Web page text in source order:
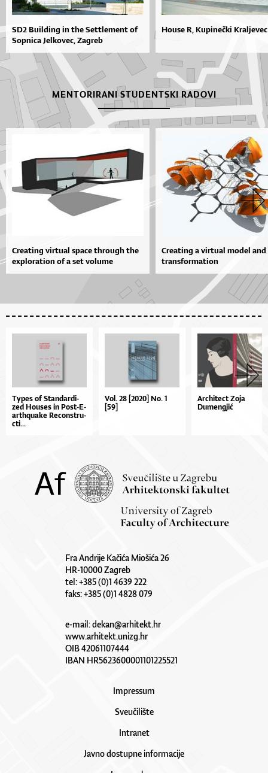
SD2 Building in the Settlement of
Sopnica Jelkovec, Zagreb
House R, Kupinečki Kraljevec
MENTORIRANI STUDENTSKI RADOVI
Creating virtual space through the
exploration of a set volume
Creating a virtual model
transformation
Types of Stan­dar­di­
zed Ho­u­ses in Pos­t-E­
ar­thqu­a­ke Re­con­stru­
cti...
Vol. 28 [2020] No. 1
[59]
Architect Zoja
Dumengjić
Fra Andrije Kačića Miošića 26
HR-10000 Zagreb
tel: +385 (0)1 4639 222
faks: +385 (0)1 4828 079
e-mail:dekan@arhitekt.hr
www.arhitekt.unizg.hr
OIB 42061107444
IBAN HR5623600001101225521
Impressum
Sveučilište
Intranet
Javno dostupne informacije